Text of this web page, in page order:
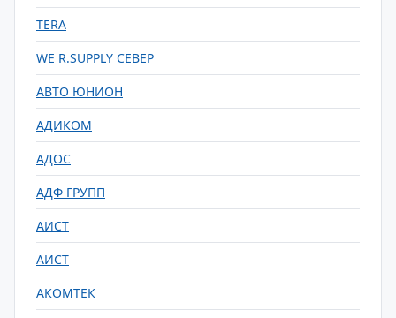
TERA
WE R.SUPPLY СЕВЕР
АВТО ЮНИОН
АДИКОМ
АДОС
АДФ ГРУПП
АИСТ
АИСТ
АКОМТЕК